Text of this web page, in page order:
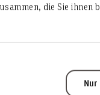
die Sie
Nur